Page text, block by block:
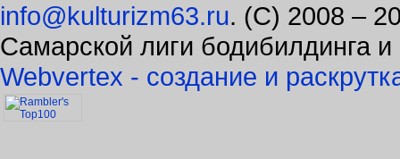
info@kulturizm63.ru. (C) 2008 –
Самарской лиги бодибилдинга
Webvertex - создание и